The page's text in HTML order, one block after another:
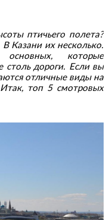
птичьего полета?
Казани их несколько.
которые
дороги. Если вы
отличные виды на
топ 5 смотровых